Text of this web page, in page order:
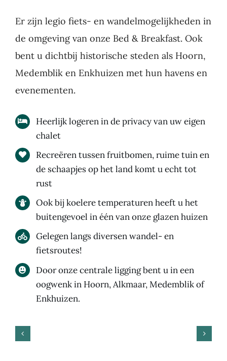
Er zijn legio fiets- en wandelmogelijkheden in
de omgeving van onze Bed & Breakfast. Ook
bent u dichtbij historische steden als Hoorn,
Medemblik en Enkhuizen met hun havens en
evenementen.
Heerlijk logeren in de privacy van uw eigen
chalet
Recreëren tussen fruitbomen, ruime tuin en
de schaapjes op het land komt u echt tot
rust
Ook bij koelere temperaturen heeft u het
buitengevoel in één van onze glazen huizen
Gelegen langs diversen wandel- en
fietsroutes!
Door onze centrale ligging bent u in een
oogwenk in Hoorn, Alkmaar, Medemblik of
Enkhuizen.